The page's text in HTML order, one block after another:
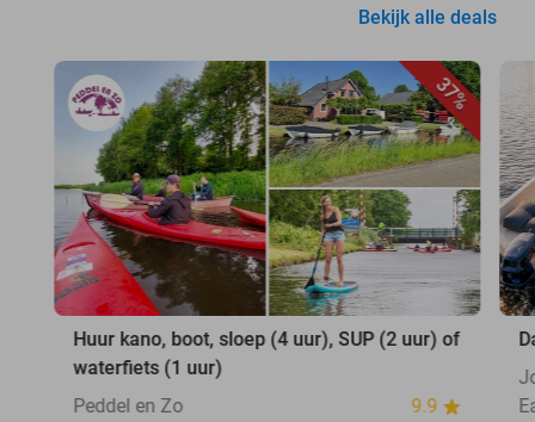
Bekijk alle deals
37%
Huur kano, boot, sloep (4 uur), SUP (2 uur) of
waterfiets (1 uur)
Peddel en Zo
9.9